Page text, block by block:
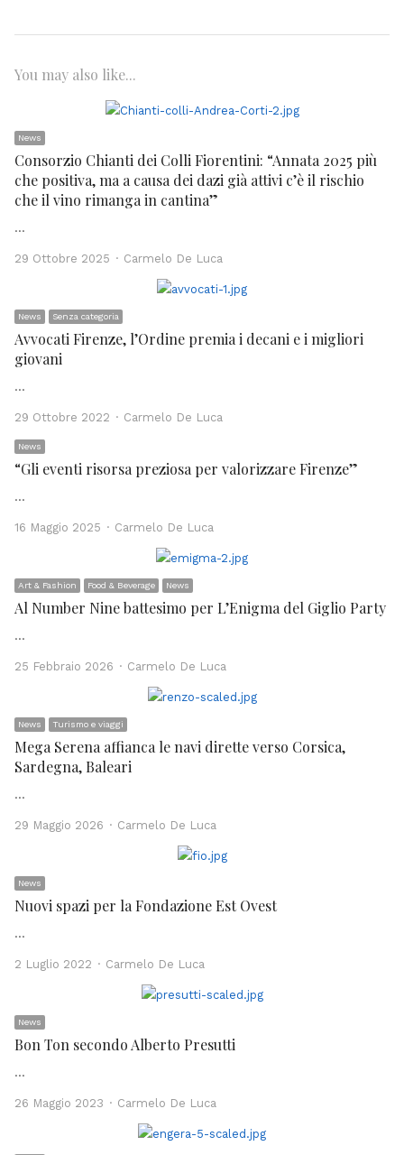
You may also like...
News
Consorzio Chianti dei Colli Fiorentini: “Annata 2025 più
che positiva, ma a causa dei dazi già attivi c’è il rischio
che il vino rimanga in cantina”
…
29 Ottobre 2025 Author
Carmelo De Luca
News Senza categoria
Avvocati Firenze, l’Ordine premia i decani e i migliori
giovani
…
29 Ottobre 2022 Author
Carmelo De Luca
News
“Gli eventi risorsa preziosa per valorizzare Firenze”
…
16 Maggio 2025 Author
Carmelo De Luca
Art & Fashion Food & Beverage News
Al Number Nine battesimo per L’Enigma del Giglio Party
…
25 Febbraio 2026 Author
Carmelo De Luca
News Turismo e viaggi
Mega Serena affianca le navi dirette verso Corsica,
Sardegna, Baleari
…
29 Maggio 2026 Author
Carmelo De Luca
News
Nuovi spazi per la Fondazione Est Ovest
…
2 Luglio 2022 Author
Carmelo De Luca
News
Bon Ton secondo Alberto Presutti
…
26 Maggio 2023 Author
Carmelo De Luca